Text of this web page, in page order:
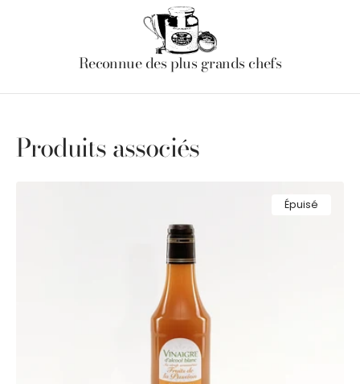
Reconnue des plus grands chefs
Produits associés
Épuisé